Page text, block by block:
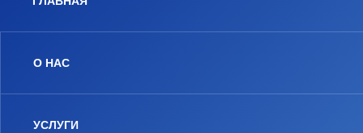
О НАС
УСЛУГИ